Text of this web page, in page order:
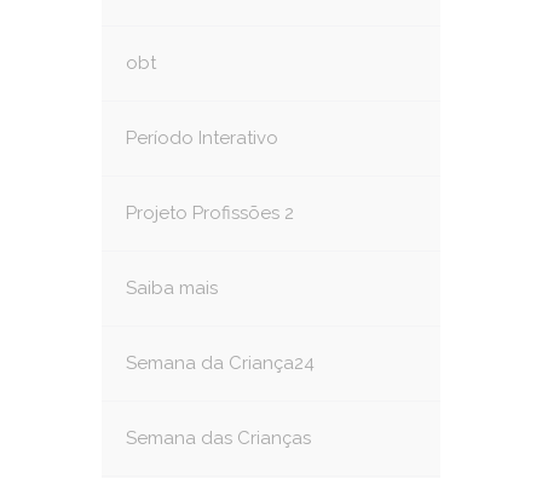
obt
Período Interativo
Projeto Profissões 2
Saiba mais
Semana da Criança24
Semana das Crianças